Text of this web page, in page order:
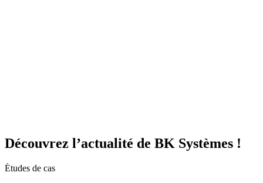
Découvrez l’actualité de BK Systèmes !
Études de cas